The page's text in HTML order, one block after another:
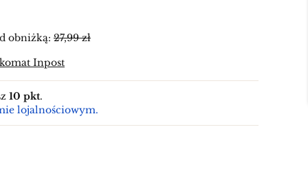
obniżką: 27,99 zł
Inpost
10 pkt.
lojalnościowym.